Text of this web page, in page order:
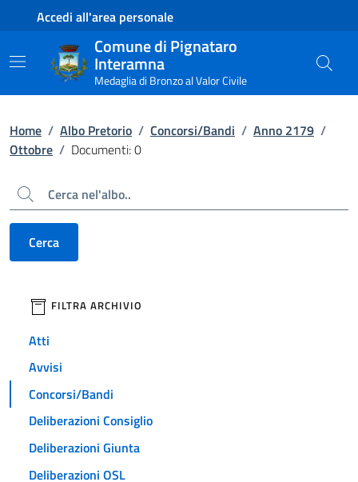
Contenuto principale
Piede di paginaAccedi all'area personale
Comune di Pignataro
Interamna
Medaglia di Bronzo al Valor Civile
Home / Albo Pretorio / Concorsi/Bandi / Anno 2179 /
Ottobre / Documenti: 0
Cerca
Cerca
filtri da applicare
FILTRA ARCHIVIO
Atti
Avvisi
Concorsi/Bandi
Deliberazioni Consiglio
Deliberazioni Giunta
Deliberazioni OSL